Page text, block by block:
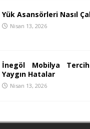
Yük Asansörleri Nasıl
Nisan 13, 2026
İnegöl Mobilya
Yaygın Hatalar
Nisan 13, 2026